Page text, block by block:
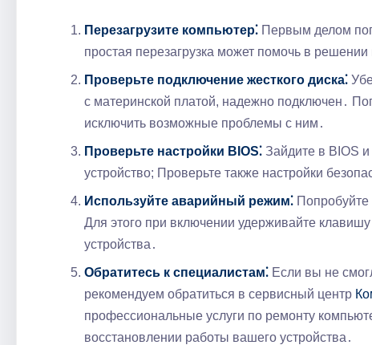
Перезагрузите компьютер⁚ Первым делом
простая перезагрузка может помочь в
Проверьте подключение жесткого диска⁚
с материнской платой, надежно подключен․
исключить возможные проблемы с ним․
Проверьте настройки BIOS⁚ Зайдите в BIOS и
устройство; Проверьте также настройки
Используйте аварийный режим⁚
Для этого при включении удерживайте
устройства․
Обратитесь к специалистам⁚ Если вы не
рекомендуем обратиться в сервисный центр
профессиональные услуги по ремонту
восстановлении работы вашего устройства․